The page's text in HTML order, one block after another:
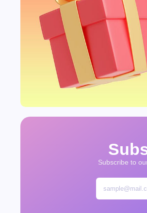
No Comments
Subscribe to